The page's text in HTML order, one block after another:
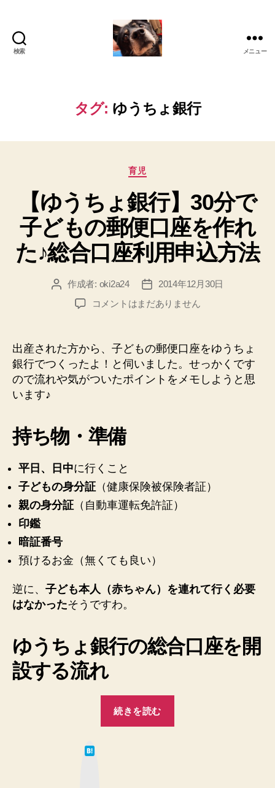
検索 メニュー
タグ: ゆうちょ銀行
カ
ゴ
リ
ー
育児
【ゆうちょ銀行】30分で
子どもの郵便口座を作れ
た♪総合口座利用申込方法
投 作成者: oki2a24
投
稿
日
2014年12月30日
【ゆ
ょ
銀
行】
30
子
ど
の
便
口
れ
♪
総
座
利
用
申
の
コメントはまだありません
出産された方から、子どもの郵便口座をゆうちょ
銀行でつくったよ！と伺いました。せっかくです
ので流れや気がついたポイントをメモしようと思
います♪
持ち物・準備
平日、日中に行くこと
子どもの身分証 （健康保険被保険者証）
親の身分証 （自動車運転免許証）
印鑑
暗証番号
預けるお金（無くても良い）
逆に、 子ども本人（赤ちゃん）を連れて行く必要
はなかったそうですわ。
ゆうちょ銀行の総合口座を開
設する流れ
続きを読む